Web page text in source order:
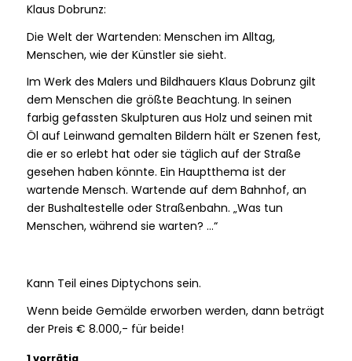
Klaus Dobrunz:
Die Welt der Wartenden: Menschen im Alltag,
Menschen, wie der Künstler sie sieht.
Im Werk des Malers und Bildhauers Klaus Dobrunz gilt
dem Menschen die größte Beachtung. In seinen
farbig gefassten Skulpturen aus Holz und seinen mit
Öl auf Leinwand gemalten Bildern hält er Szenen fest,
die er so erlebt hat oder sie täglich auf der Straße
gesehen haben könnte. Ein Hauptthema ist der
wartende Mensch. Wartende auf dem Bahnhof, an
der Bushaltestelle oder Straßenbahn. „Was tun
Menschen, während sie warten? …“
Kann Teil eines Diptychons sein.
Wenn beide Gemälde erworben werden, dann beträgt
der Preis € 8.000,- für beide!